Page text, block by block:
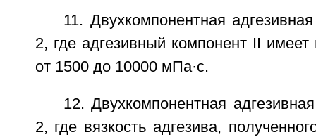
11. Двухкомпонентная
2, где адгезивный компонент II имеет
от 1500 до 10000 мПа·с.
12. Двухкомпонентная
2, где вязкость адгезива,